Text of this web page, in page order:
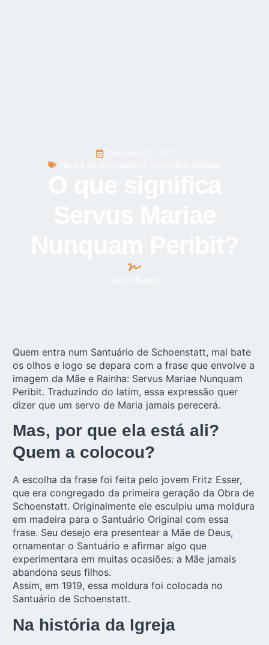
Quem entra num Santuário de Schoenstatt, mal bate
os olhos e logo se depara com a frase que envolve a
imagem da Mãe e Rainha: Servus Mariae Nunquam
Peribit. Traduzindo do latim, essa expressão quer
dizer que um servo de Maria jamais perecerá.
Mas, por que ela está ali?
Quem a colocou?
A escolha da frase foi feita pelo jovem Fritz Esser,
que era congregado da primeira geração da Obra de
Schoenstatt. Originalmente ele esculpiu uma moldura
em madeira para o Santuário Original com essa
frase. Seu desejo era presentear a Mãe de Deus,
ornamentar o Santuário e afirmar algo que
experimentara em muitas ocasiões: a Mãe jamais
abandona seus filhos.
Assim, em 1919, essa moldura foi colocada no
Santuário de Schoenstatt.
Na história da Igreja